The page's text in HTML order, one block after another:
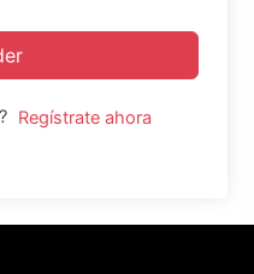
Regístrate ahora